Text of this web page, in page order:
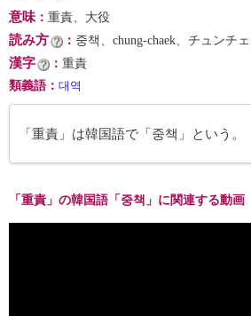
意味： 重責、大役
読み方 ： 중책、chung-chaek、チュンチ
漢字 ： 重責
類義語 ： 대역
「重責」は韓国語で「중책」という。
「重責」の韓国語「중책」に関連する動画